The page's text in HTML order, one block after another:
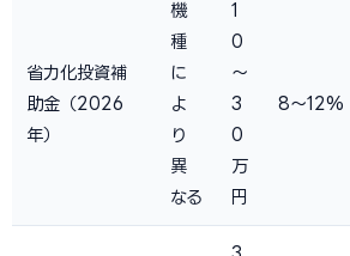
省力化投資補
助金（2026
年）
機
種
に
よ
り
異
なる
1
0
〜
3
0
万
円
8〜12%